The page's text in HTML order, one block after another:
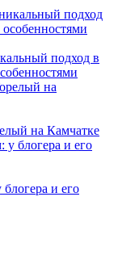
подход в
на Камчатке
и его